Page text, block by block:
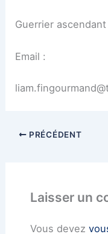
Guerrier
Email :
PRÉCÉDENT
Laisser un
Vous devez